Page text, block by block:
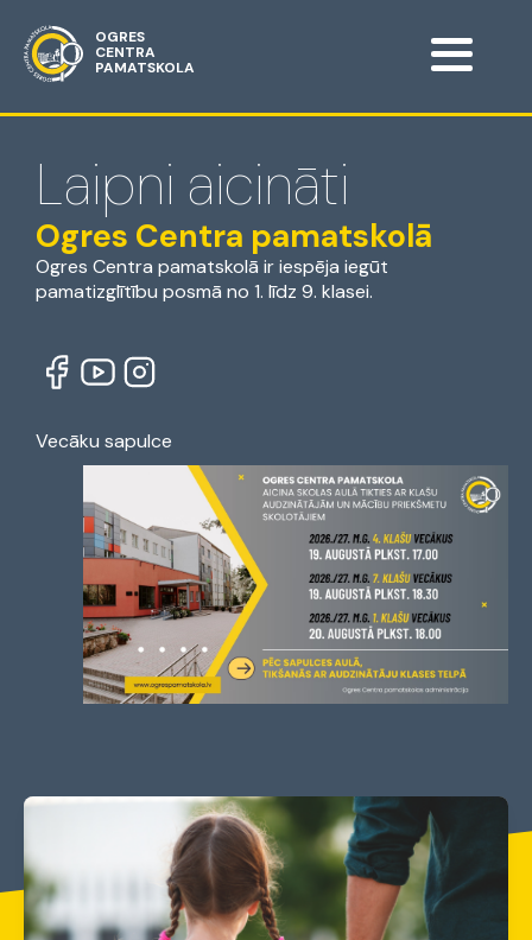
OGRES
CENTRA
PAMATSKOLA
Laipni aicināti
Ogres Centra pamatskolā
Ogres Centra pamatskolā ir iespēja iegūt
pamatizglītību posmā no 1. līdz 9. klasei.
Vecāku sapulce